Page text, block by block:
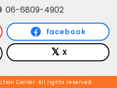
06-6809-4902
facebook
X
Center. All rights reserved.